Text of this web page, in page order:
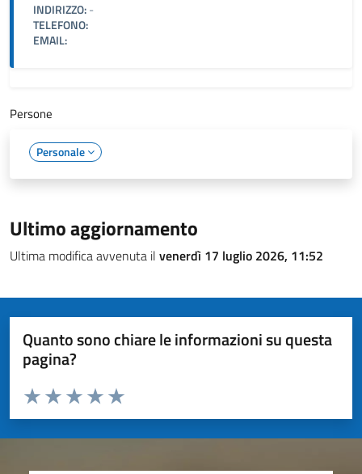
INDIRIZZO:-
TELEFONO:
EMAIL:
Persone
Personale
Ultimo aggiornamento
Ultima modifica avvenuta il venerdì 17 luglio 2026, 11:52
Quanto sono chiare le informazioni su questa
pagina?
Valuta da 1 a 5 stelle la pagina
Valuta 5 stelle su 5
Valuta 4 stelle su 5
Valuta 3 stelle su 5
Valuta 2 stelle su 5
Valuta 1 stelle su 5